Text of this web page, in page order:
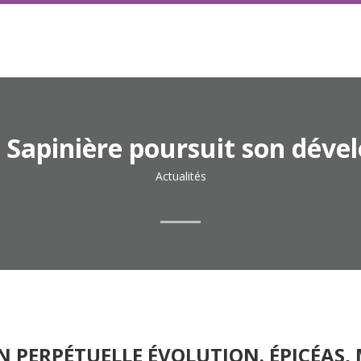
Sapinière poursuit son
Actualités
PERPÉTUELLE ÉVOLUTION. ÉPICÉAS,